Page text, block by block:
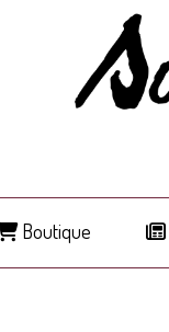
Boutique